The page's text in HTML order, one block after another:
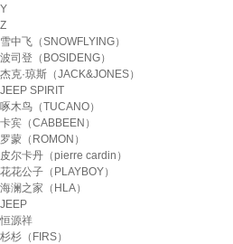
Y
Z
雪中飞（SNOWFLYING）
波司登（BOSIDENG）
杰克·琼斯（JACK&JONES）
JEEP SPIRIT
啄木鸟（TUCANO）
卡宾（CABBEEN）
罗蒙（ROMON）
皮尔卡丹（pierre cardin）
花花公子（PLAYBOY）
海澜之家（HLA）
JEEP
恒源祥
杉杉（FIRS）